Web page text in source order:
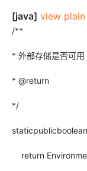
[java] view plain
/**
* 外部存储是否可
* @return
*/
staticpublicboolean
return